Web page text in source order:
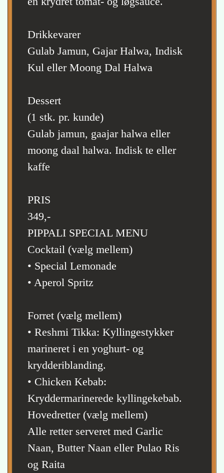
Drikkevarer
Gulab Jamun, Gajar Halwa, Indisk
Kul eller Moong Dal Halwa
Dessert
(1 stk. pr. kunde)
Gulab jamun, gaajar halwa eller
moong daal halwa. Indisk te eller
kaffe
PRIS
349,-
PIPPALI SPECIAL MENU
Cocktail (vælg mellem)
• Special Lemonade
• Aperol Spritz
Forret (vælg mellem)
• Reshmi Tikka: Kyllingestykker
marineret i en yoghurt- og
krydderiblanding.
• Chicken Kebab:
Kryddermarinerede kyllingekebab.
Hovedretter (vælg mellem)
Alle retter serveret med Garlic
Naan, Butter Naan eller Pulao Ris
og Raita